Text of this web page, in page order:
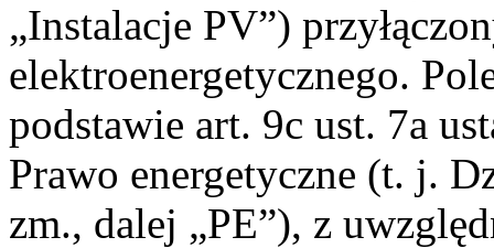
„Instalacje PV”)
elektroenergetycznego.
podstawie art. 9c ust. 7a
Prawo energetyczne (t. j.
zm., dalej „PE”), z